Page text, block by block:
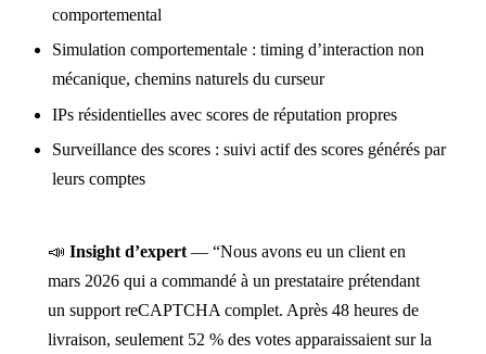
comportemental
Simulation comportementale : timing d’interaction non
mécanique, chemins naturels du curseur
IPs résidentielles avec scores de réputation propres
Surveillance des scores : suivi actif des scores générés par
leurs comptes
📣 Insight d’expert — “Nous avons eu un client en
mars 2026 qui a commandé à un prestataire prétendant
un support reCAPTCHA complet. Après 48 heures de
livraison, seulement 52 % des votes apparaissaient sur la